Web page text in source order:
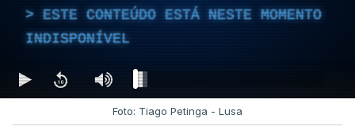
ESTE CONTEÚDO ESTÁ NESTE MOMENTO
INDISPONÍVEL
Foto: Tiago Petinga - Lusa